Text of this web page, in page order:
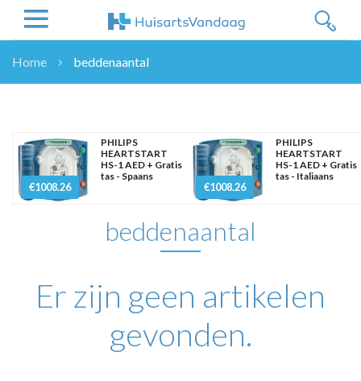
OVERHEID
WETENSCHAP
ZORGVERZEKERAARS
NASCHOLINGEN
NHG
LHV
OPINIE
Home beddenaantal
€1008.26
PHILIPS
HEARTSTART
HS-1 AED + Gratis
tas - Spaans
€1008.26
PHILIPS
HEARTSTART
HS-1 AED + Gratis
tas - Italiaans
beddenaantal
Er zijn geen artikelen
gevonden.